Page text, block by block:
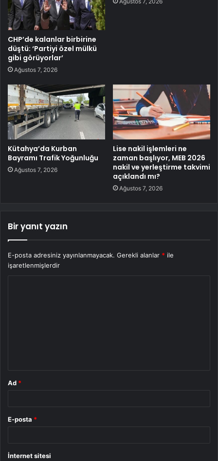
CHP’de kalanlar birbirine
düştü: ‘Partiyi özel mülkü
gibi görüyorlar’
Ağustos 7, 2026
Kütahya’da Kurban
Bayramı Trafik Yoğunluğu
Ağustos 7, 2026
Lise nakil işlemleri ne
zaman başlıyor, MEB 2026
nakil ve yerleştirme takvimi
açıklandı mı?
Ağustos 7, 2026
Bir yanıt yazın
E-posta adresiniz yayınlanmayacak. Gerekli alanlar * ile
işaretlenmişlerdir
Ad *
E-posta *
İnternet sitesi